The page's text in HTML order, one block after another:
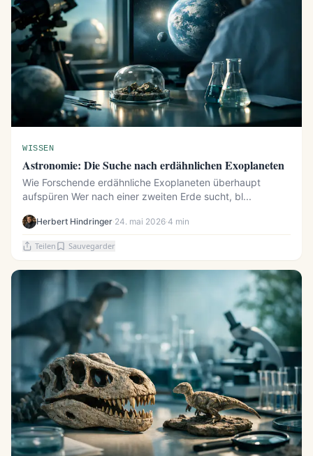
WISSEN
Astronomie: Die Suche nach erdähnlichen Exoplaneten
Wie Forschende erdähnliche Exoplaneten überhaupt
aufspüren Wer nach einer zweiten Erde sucht, bl...
Herbert Hindringer·24. mai 2026·4 min
Teilen Sauvegarder